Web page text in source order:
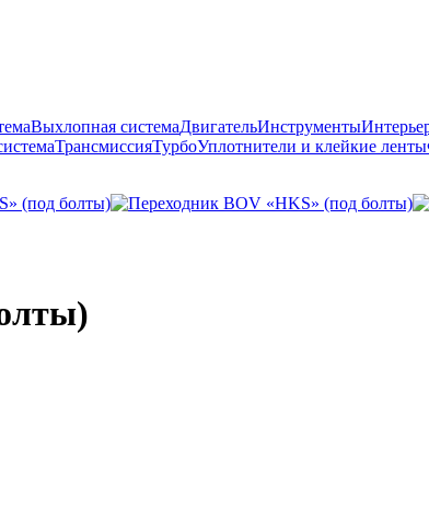
Выхлопная системаДвигательИнструменты
ТрансмиссияТурбоУплотнители и клейкие ленты